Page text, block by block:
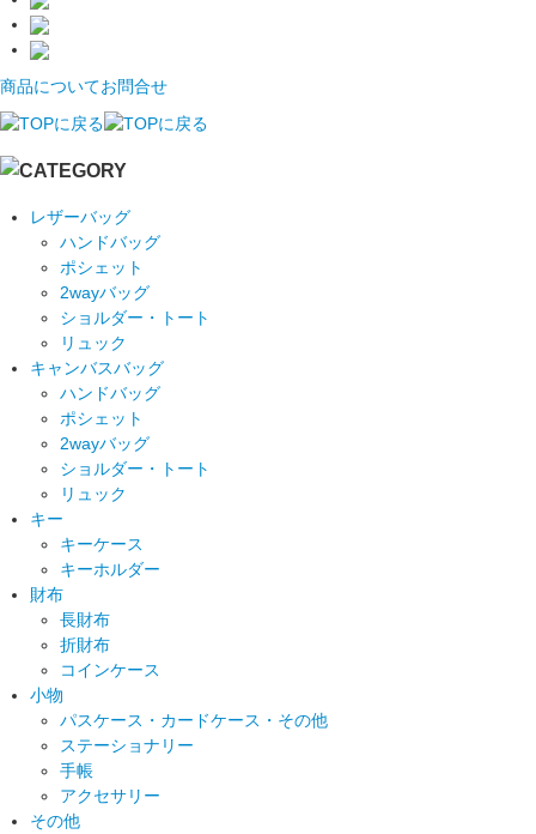
商品についてお問合せ
レザーバッグ
ハンドバッグ
ポシェット
2wayバッグ
ショルダー・トート
リュック
キャンバスバッグ
ハンドバッグ
ポシェット
2wayバッグ
ショルダー・トート
リュック
キー
キーケース
キーホルダー
財布
長財布
折財布
コインケース
小物
パスケース・カードケース・その他
ステーショナリー
手帳
アクセサリー
その他